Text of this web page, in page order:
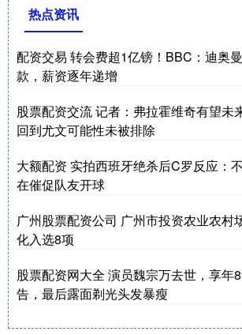
热点资讯
配资交易 转会费超1亿镑！BBC：迪奥
款，薪资逐年递增
股票配资交流 记者：弗拉霍维奇有望未
回到尤文可能性未被排除
大额配资 实拍西班牙绝杀后C罗反应：
在催促队友开球
广州股票配资公司 广州市投资农业农村
化入选8项
股票配资网大全 演员魏宗万去世，享年
告，最后露面剃光头发暴瘦